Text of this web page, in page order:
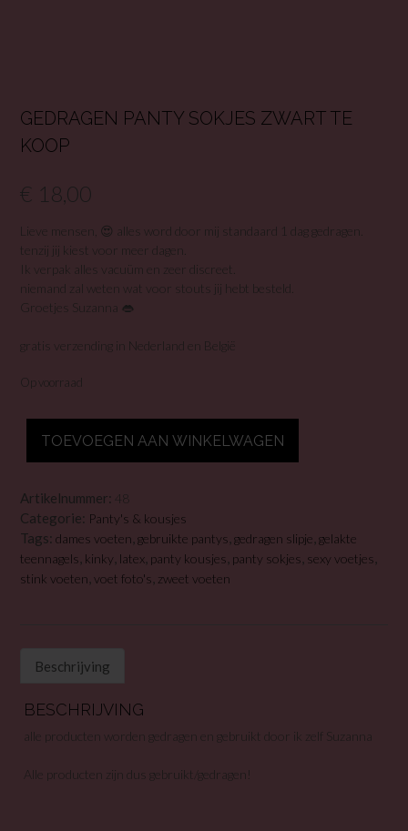
GEDRAGEN PANTY SOKJES ZWART TE
KOOP
€ 18,00
Lieve mensen, 😍 alles word door mij standaard 1 dag gedragen.
tenzij jij kiest voor meer dagen.
Ik verpak alles vacuüm en zeer discreet.
niemand zal weten wat voor stouts jij hebt besteld.
Groetjes Suzanna 👄
gratis verzending in Nederland en België
Op voorraad
panty
sokjes
te
koop
aantal
TOEVOEGEN AAN WINKELWAGEN
Artikelnummer: 48
Categorie: Panty's & kousjes
Tags: dames voeten gebruikte pantys gedragen slipje gelakte
teennagels kinky latex panty kousjes panty sokjes sexy voetjes
stink voeten voet foto's zweet voeten
Beschrijving
BESCHRIJVING
alle producten worden gedragen en gebruikt door ik zelf Suzanna
Alle producten zijn dus gebruikt/gedragen!